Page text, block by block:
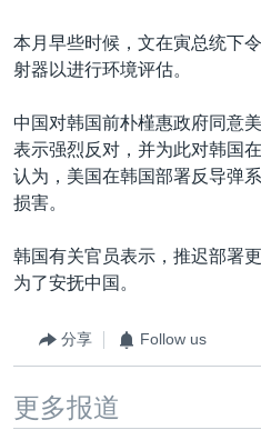
本月早些时候，文在寅总统下
射器以进行环境评估。
中国对韩国前朴槿惠政府同意
表示强烈反对，并为此对韩国
认为，美国在韩国部署反导弹
损害。
韩国有关官员表示，推迟部署
为了安抚中国。
分享 Follow us
更多报道